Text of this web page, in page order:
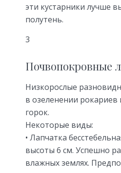
эти кустарники лучше
полутень.
3
Почвопокровные
Низкорослые
в озеленении рокариев
горок.
Некоторые виды:
• Лапчатка
высоты 6 см. Успешно
влажных землях.